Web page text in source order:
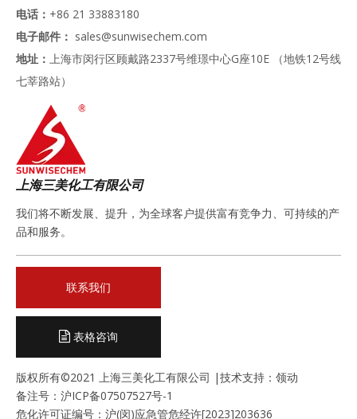
电话： +86 21 33883180
电子邮件： sales@sunwisechem.com
地址： 上海市闵行区顾戴路2337号维璟中心G座10E （地铁12号线
七莘路站）
上海三美化工有限公司
我们将不断发展、提升，为全球客户提供富有竞争力、可持续的产
品和服务。
联系我们
表格咨询
版权所有©2021 上海三美化工有限公司 |技术支持： 领动
备注号： 沪ICP备07507527号-1
危化许可证编号：沪(闵)应急管危经许[2023]203636